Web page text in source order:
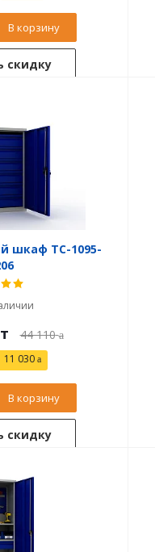
В корзину
скидку
шкаф TC-1095-
44 110
11 030
В корзину
скидку